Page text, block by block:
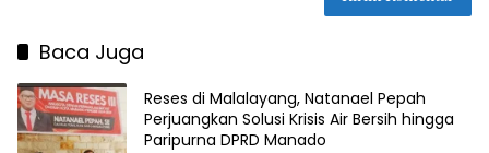
Baca Juga
Reses di Malalayang, Natanael Pepah
Perjuangkan Solusi Krisis Air Bersih hingga
Paripurna DPRD Manado